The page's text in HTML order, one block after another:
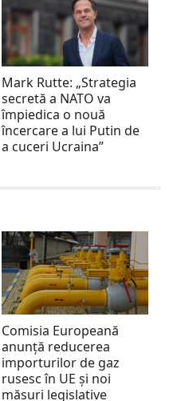
Mark Rutte: „Strategia
secretă a NATO va
împiedica o nouă
încercare a lui Putin de
a cuceri Ucraina”
Comisia Europeană
anunță reducerea
importurilor de gaz
rusesc în UE și noi
măsuri legislative